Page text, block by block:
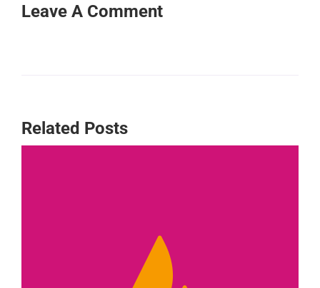
Leave A Comment
Related Posts